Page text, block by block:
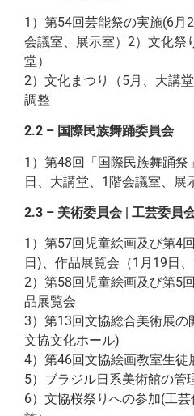
1）第54回芸能祭の実施(6月
会議室、展示室）2）文化祭
堂）
2）文化まつり（5月、大講
調整
2.2 – 国際民族舞踊委員会
1）第48回「国際民族舞踊祭
日、大講堂、1階会議室、展
2.3 – 美術委員会 | 工芸委員
1）第57回児童絵画及び第4
日)、作品展覧会（1月19日、
2）第58回児童絵画及び第5
品展覧会
3）第13回文協総合美術展の
文協文化ホール)
4）第46回文協絵画教室生徒
5）ブラジル日系美術館の管
6）文協桜祭りへの参加(工